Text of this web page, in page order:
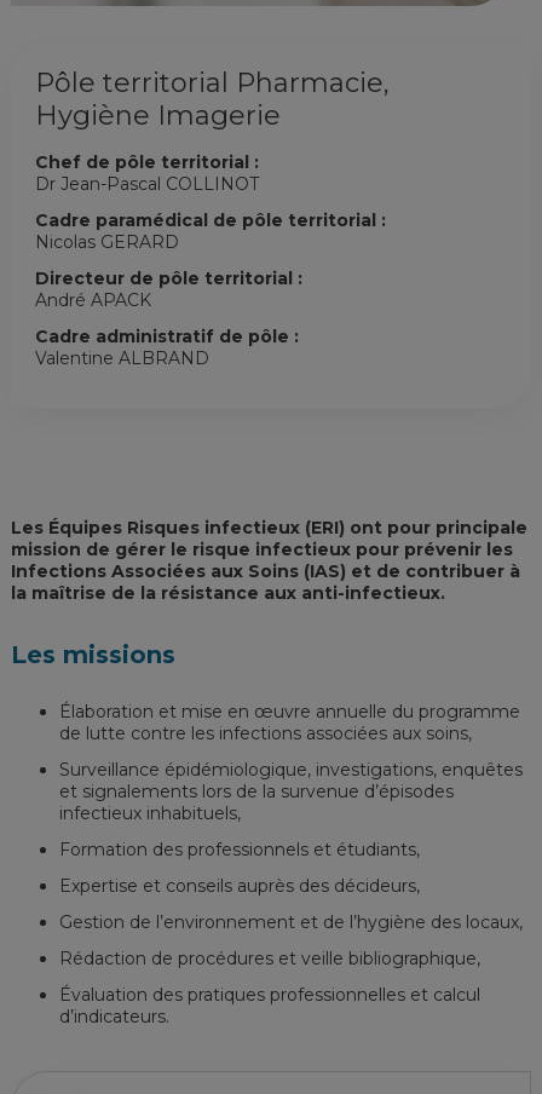
Pôle territorial Pharmacie,
Hygiène Imagerie
Chef de pôle territorial :
Dr Jean-Pascal COLLINOT
Cadre paramédical de pôle territorial :
Nicolas GERARD
Directeur de pôle territorial :
André APACK
Cadre administratif de pôle :
Valentine ALBRAND
Les Équipes Risques infectieux (ERI) ont pour principale
mission de gérer le risque infectieux pour prévenir les
Infections Associées aux Soins (IAS) et de contribuer à
la maîtrise de la résistance aux anti-infectieux.
Les missions
Élaboration et mise en œuvre annuelle du programme
de lutte contre les infections associées aux soins,
Surveillance épidémiologique, investigations, enquêtes
et signalements lors de la survenue d’épisodes
infectieux inhabituels,
Formation des professionnels et étudiants,
Expertise et conseils auprès des décideurs,
Gestion de l’environnement et de l’hygiène des locaux,
Rédaction de procédures et veille bibliographique,
Évaluation des pratiques professionnelles et calcul
d’indicateurs.